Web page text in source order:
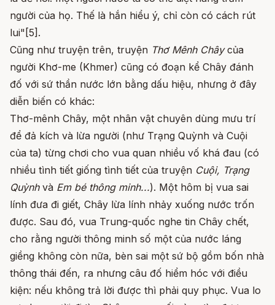
người của họ. Thế là hắn hiểu ý, chỉ còn có cách rút
lui"[5].
Cũng như truyện trên, truyện Thơ Mênh Châycủa
người Khơ-me (Khmer) cũng có đoạn kể Chây đánh
đố với sứ thần nước lớn bằng dấu hiệu, nhưng ở đây
diễn biến có khác:
Thơ-mênh Chây, một nhân vật chuyên dùng mưu trí
để đả kích và lừa người (như Trạng Quỳnh và Cuội
của ta) từng chơi cho vua quan nhiều vố khá đau (có
nhiều tình tiết giống tình tiết của truyện Cuội, Trạng
Quỳnh và Em bé thông minh...). Một hôm bị vua sai
lính đưa đi giết, Chây lừa lính nhảy xuống nước trốn
được. Sau đó, vua Trung-quốc nghe tin Chây chết,
cho rằng người thông minh số một của nước láng
giềng không còn nữa, bèn sai một sứ bộ gồm bốn nhà
thông thái đến, ra nhưng câu đố hiểm hóc với điều
kiện: nếu không trả lời được thì phải quy phục. Vua lo